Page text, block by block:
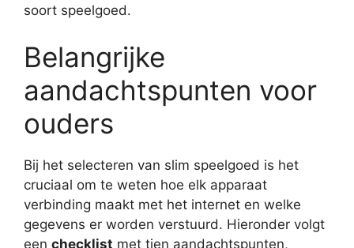
soort speelgoed.
Belangrijke
aandachtspunten voor
ouders
Bij het selecteren van slim speelgoed is het
cruciaal om te weten hoe elk apparaat
verbinding maakt met het internet en welke
gegevens er worden verstuurd. Hieronder volgt
een checklist met tien aandachtspunten,